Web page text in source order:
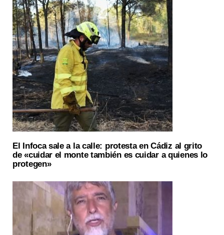
El Infoca sale a la calle: protesta en Cádiz al grito
de «cuidar el monte también es cuidar a quienes lo
protegen»